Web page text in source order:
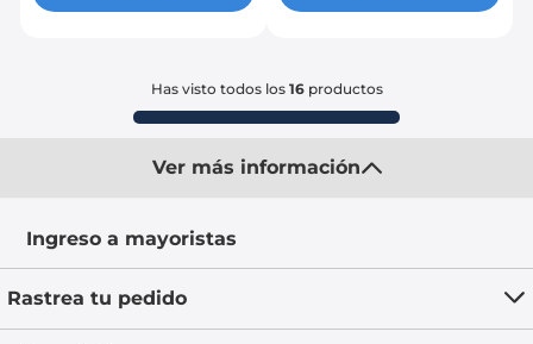
Has visto todos los 16productos
Ver más información
Ingreso a mayoristas
Rastrea tu pedido